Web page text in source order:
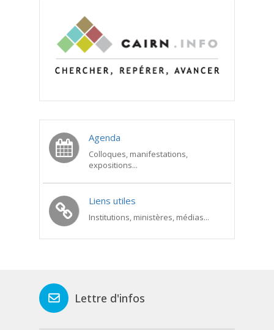
Agenda
Colloques, manifestations,
expositions...
Liens utiles
Institutions, ministères, médias...
Lettre d'infos